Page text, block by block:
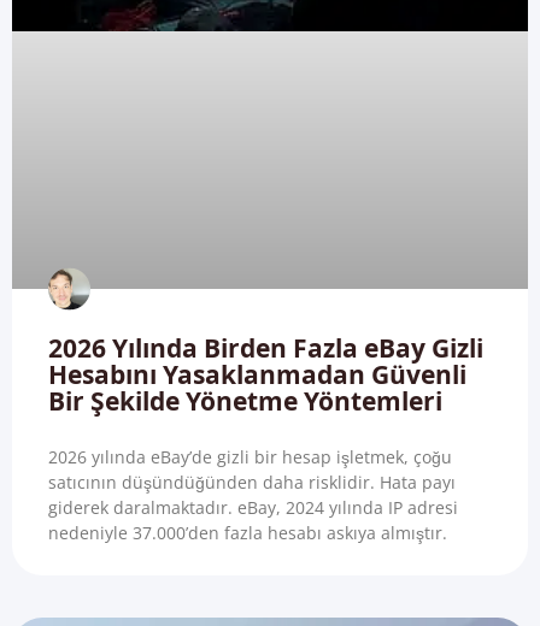
2026 Yılında Birden Fazla eBay Gizli
Hesabını Yasaklanmadan Güvenli
Bir Şekilde Yönetme Yöntemleri
2026 yılında eBay’de gizli bir hesap işletmek, çoğu
satıcının düşündüğünden daha risklidir. Hata payı
giderek daralmaktadır. eBay, 2024 yılında IP adresi
nedeniyle 37.000’den fazla hesabı askıya almıştır.